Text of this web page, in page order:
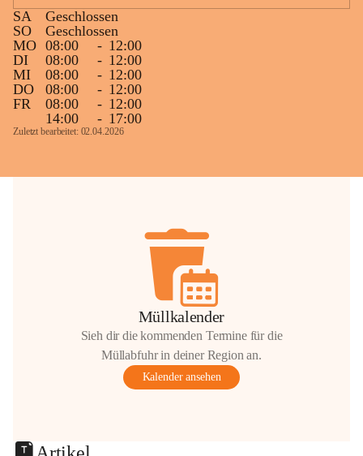
SA
Geschlossen
SO
Geschlossen
MO 08:00 - 12:00
DI
08:00 - 12:00
MI
08:00 - 12:00
DO
08:00 - 12:00
FR
08:00 - 12:00
14:00
- 17:00
Zuletzt bearbeitet: 02.04.2026
Müllkalender
Sieh dir die kommenden Termine für die
Müllabfuhr in deiner Region an.
Kalender ansehen